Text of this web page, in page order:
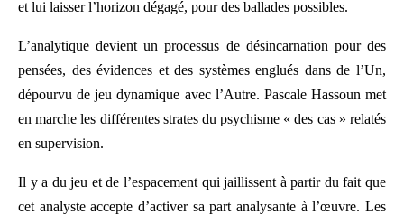
et lui laisser l’horizon dégagé, pour des ballades possibles.
L’analytique devient un processus de désincarnation pour des
pensées, des évidences et des systèmes englués dans de l’Un,
dépourvu de jeu dynamique avec l’Autre. Pascale Hassoun met
en marche les différentes strates du psychisme « des cas » relatés
en supervision.
Il y a du jeu et de l’espacement qui jaillissent à partir du fait que
cet analyste accepte d’activer sa part analysante à l’œuvre. Les